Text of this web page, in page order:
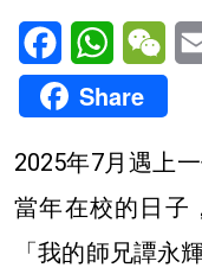
FacebookWhatsApp
Share
2025年7月遇上
當年在校的日子
「我的師兄譚永